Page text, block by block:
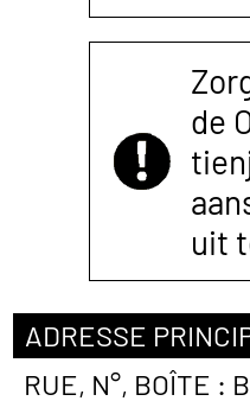
de
uit
ADRESSE
RUE, N°, BOÎTE :